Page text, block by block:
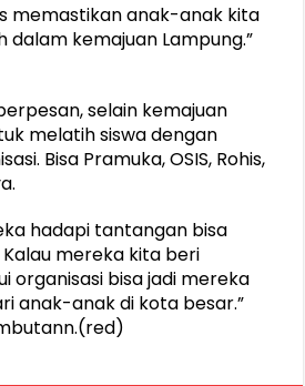
memastikan anak-anak kita
dalam kemajuan Lampung.”
selain kemajuan
melatih siswa dengan
Bisa Pramuka, OSIS, Rohis,
hadapi tantangan bisa
mereka kita beri
organisasi bisa jadi mereka
anak-anak di kota besar.”